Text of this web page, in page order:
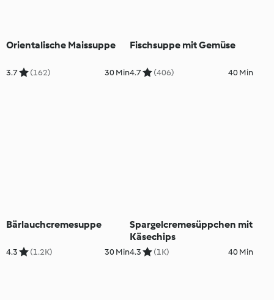
Orientalische Maissuppe
3.7 (162) 30 Min
Fischsuppe mit Gemüse
4.7 (406) 40 Min
Bärlauchcremesuppe
4.3 (1.2K) 30 Min
Spargelcremesüppchen mit
Käsechips
4.3 (1K) 40 Min